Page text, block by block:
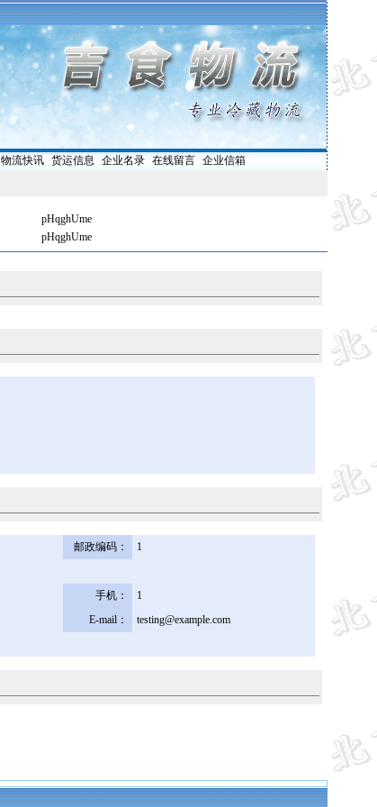
物流快讯| 货运信息 企业名录| 在线留言| 企业信箱
pHqghUme
pHqghUme
邮政编码：
1
手机：
1
E-mail：
testing@example.com